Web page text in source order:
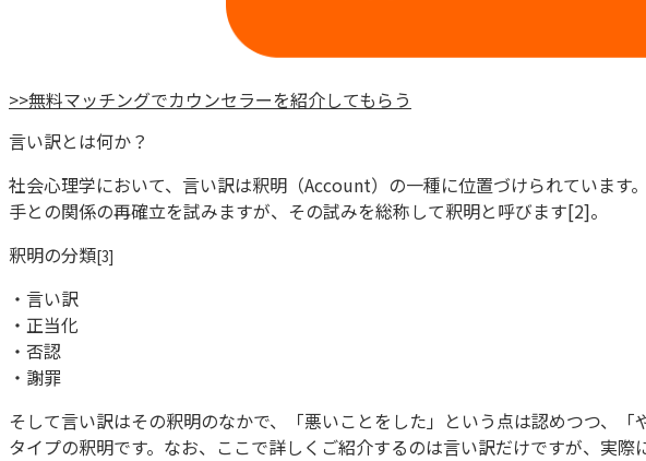
>>無料マッチングでカウンセラーを紹介してもらう
言い訳とは何か？
社会心理学において、言い訳は釈明（Account）の一種に位置づけられていま
手との関係の再確立を試みますが、その試みを総称して釈明と呼びます[2]。
釈明の分類[3]
・言い訳
・正当化
・否認
・謝罪
そして言い訳はその釈明のなかで、「悪いことをした」という点は認めつつ、
タイプの釈明です。なお、ここで詳しくご紹介するのは言い訳だけですが、実